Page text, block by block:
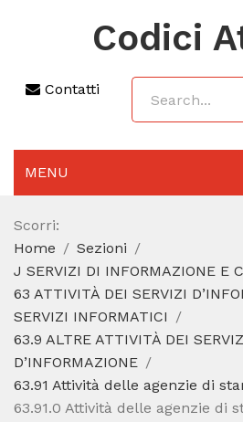
Codici
Contatti
MENU
AGGIORNAMENTO 2025
SEZIONI
CODICE ATECO A COSA SERVE
REGIME FORFETTARIO
CODICE FISCALE
Scorri:
Home
Sezioni
J SERVIZI DI INFORMAZIONE E
63 ATTIVITÀ DEI SERVIZI
SERVIZI INFORMATICI
63.9 ALTRE ATTIVITÀ DEI
D’INFORMAZIONE
63.91 Attività delle agenzie di
63.91.0 Attività delle agenzie di